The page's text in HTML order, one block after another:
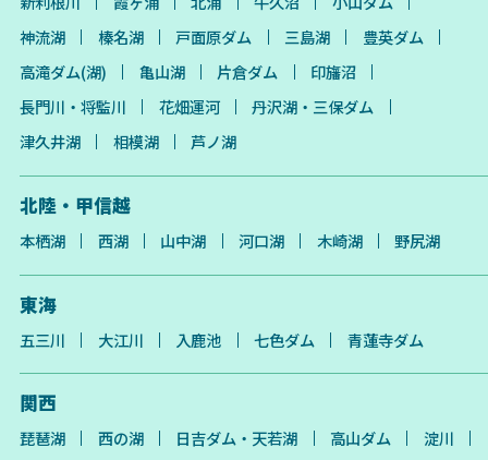
神流湖
榛名湖 戸面原ダム 三島湖
豊英ダム
高滝ダム(湖)
亀山湖 片倉ダム
印旛沼
長門川・将監川
花畑運河
丹沢湖・三保ダム
津久井湖
相模湖 芦ノ湖
北陸・甲信越
本栖湖 西湖 山中湖 河口湖 木崎湖 野尻湖
東海
五三川 大江川 入鹿池 七色ダム 青蓮寺ダム
関西
琵琶湖 西の湖 日吉ダム・天若湖 高山ダム
淀川